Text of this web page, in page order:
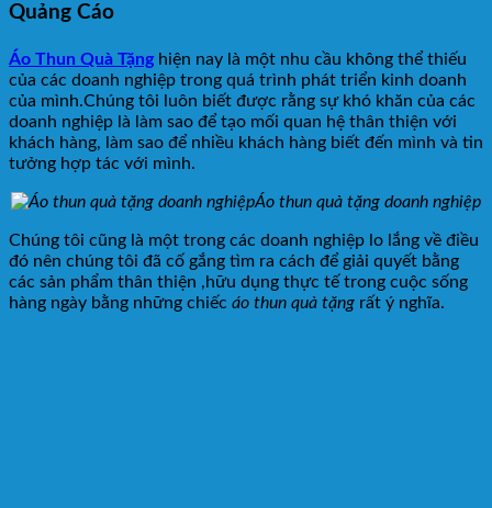
Quảng Cáo
Áo Thun Quà Tặnghiện nay là một nhu cầu không thể thiếu
của các doanh nghiệp trong quá trình phát triển kinh doanh
của mình.Chúng tôi luôn biết được rằng sự khó khăn của các
doanh nghiệp là làm sao để tạo mối quan hệ thân thiện với
khách hàng, làm sao để nhiều khách hàng biết đến mình và tin
tưởng hợp tác với mình.
Áo thun quà tặng doanh nghiệp
Chúng tôi cũng là một trong các doanh nghiệp lo lắng về điều
đó nên chúng tôi đã cố gắng tìm ra cách để giải quyết bằng
các sản phẩm thân thiện ,hữu dụng thực tế trong cuộc sống
hàng ngày bằng những chiếc áo thun quà tặng rất ý nghĩa.